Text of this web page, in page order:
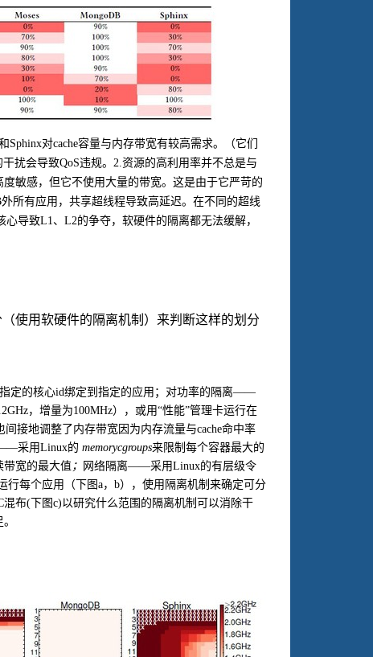
Sphinx对cache容量与内存带宽有较高需求。（它们
干扰会导致QoS违规。 2.资源的高利用率并不总是与
度敏感，但它不使用大量的带宽。这是由于它严苛的
外所有应用，共享超线程导致高延迟。在不同的超线
心导致L1、 L2的争夺，软硬件的隔离都无法缓解，
使用软硬件的隔离机制）来判断这样的划分
定的核心id绑定到指定的应用；对功率的隔离——
，增量为100MHz），或用“性能”管理卡运行在
间接地调整了内存带宽因为内存流量与cache命中率
——采用Linux的 memorycgroups来限制每个容器最大的
带宽的最大值 ； 网络隔离——采用Linux的有层级令
行每个应用（下图a， b），使用隔离机制来确定可分
混布( 下图c)以研究什么范围的隔离机制可以消除干